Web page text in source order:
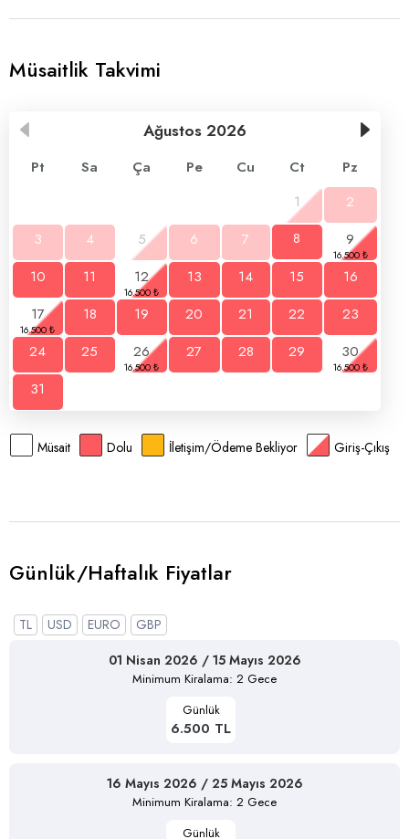
Müsaitlik Takvimi
Ağustos 2026
Pt Sa Ça Pe Cu Ct
Pz
1
2
3
4 5 6 7 8
9
10
11 12 13 14 15
16
17
18 19 20 21 22
23
24
25 26 27 28 29
30
31
Müsait Dolu İletişim/Ödeme Bekliyor Giriş-Çıkış
Günlük/Haftalık Fiyatlar
TL USD EURO
GBP
01 Nisan 2026 / 15 Mayıs 2026
Minimum Kiralama: 2 Gece
Günlük
6.500 TL
16 Mayıs 2026 / 25 Mayıs 2026
Minimum Kiralama: 2 Gece
Günlük